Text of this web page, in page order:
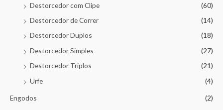
Destorcedor com Clipe
(60)
Destorcedor de Correr
(14)
Destorcedor Duplos
(18)
Destorcedor Simples
(27)
Destorcedor Triplos
(21)
Urfe
(4)
Engodos (2)